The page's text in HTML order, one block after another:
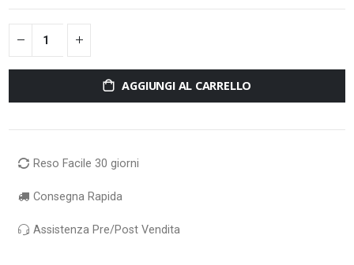
AGGIUNGI AL CARRELLO
Reso Facile 30 giorni
Consegna Rapida
Assistenza Pre/Post Vendita